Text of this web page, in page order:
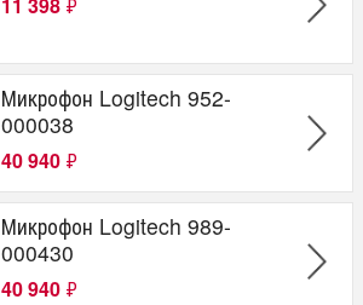
11 398 ₽
Микрофон Logitech 952-
000038
40 940 ₽
Микрофон Logitech 989-
000430
40 940 ₽